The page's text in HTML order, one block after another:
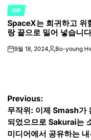
POSTED
IN
과학
SpaceX는 희귀하고 위
랑 끝으로 밀어 넣습니
on9월 18, 2024Posted
Bo-young
글
탐
Previous:
무작위: 이제 Smash가
되었으므로 Sakurai는
미디어에서 공유하는